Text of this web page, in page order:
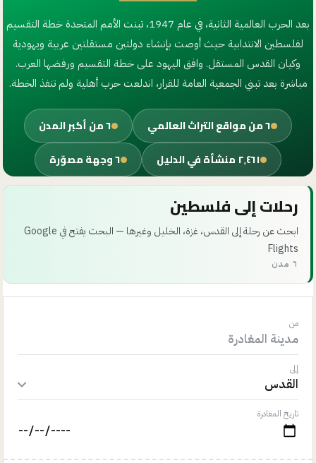
بعد الحرب العالمية الثانية، في عام 1947، تبنت الأمم المتحدة خطة التقسيم
لفلسطين الانتدابية حيث أوصت بإنشاء دولتين مستقلتين عربية ويهودية
وكيان القدس المستقل. وافق اليهود على خطة التقسيم ورفضها العرب.
مباشرة بعد تبني الجمعية العامة للقرار، اندلعت حرب أهلية ولم تنفذ الخطة.
٦من مواقع التراث العالمي ٦من أكبر المدن
٢٬٤٦١ منشأةفي الدليل ٦وجهة مصوّرة
رحلات إلى فلسطين
ابحث عن رحلة إلى القدس، غزة، الخليل وغيرها — البحث يفتح في Google
Flights
٦ مدن
من
إلى
تاريخ المغادرة